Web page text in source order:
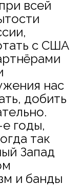
всей
с США
нас
добить
годы,
так
Запад
и банды